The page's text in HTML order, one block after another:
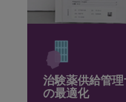
治験薬供給管理
の最適化